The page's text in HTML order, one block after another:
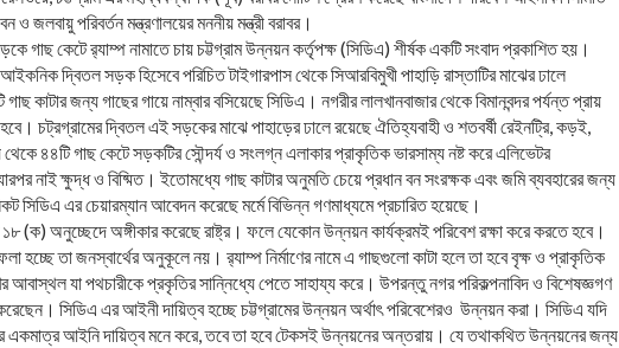
জলবায়ু পরিবর্তন মন্ত্রণালয়ের মননীয় মন্ত্রী বরাবর।
কেটে র‌্যাম্প নামাতে চায় চট্টগ্রাম উন্নয়ন কর্তৃপক্ষ (সিডিএ) শীর্ষক একটি সংবাদ প্রকাশিত হয়।
দ্বিতল সড়ক হিসেবে পরিচিত টাইগারপাস থেকে সিআরবিমুখী পাহাড়ি রাস্তাটির মাঝের ঢালে
কাটার জন্য গাছের গায়ে নাম্বার বসিয়েছে সিডিএ। নগরীর লালখানবাজার থেকে বিমানবন্দর পর্যন্ত প্রায়
হবে। চট্রগ্রামের দ্বিতল এই সড়কের মাঝে পাহাড়ের ঢালে রয়েছে ঐতিহ্যবাহী ও শতবর্ষী রেইনট্রি, কড়ই,
৪৪টি গাছ কেটে সড়কটির সৌন্দর্য ও সংলগ্ন এলাকার প্রাকৃতিক ভারসাম্য নষ্ট করে এলিভেটর
নাই ক্ষুদ্ধ ও বিষ্মিত। ইতোমধ্যে গাছ কাটার অনুমতি চেয়ে প্রধান বন সংরক্ষক এবং জমি ব্যবহারের জন্য
সিডিএ এর চেয়ারম্যান আবেদন করেছে মর্মে বিভিন্ন গণমাধ্যমে প্রচারিত হয়েছে।
১৮ (ক) অনুচ্ছেদে অঙ্গীকার করেছে রাষ্ট্র। ফলে যেকোন উন্নয়ন কার্যক্রমই পরিবেশ রক্ষা করে করতে হবে।
হচ্ছে তা জনস্বার্থের অনুকূলে নয়। র‌্যাম্প নির্মাণের নামে এ গাছগুলো কাটা হলে তা হবে বৃক্ষ ও প্রাকৃতিক
যা পথচারীকে প্রকৃতির সান্নিধ্যে পেতে সাহায্য করে। উপরন্তু নগর পরিকল্পনাবিদ ও বিশেষজ্ঞগণ
সিডিএ এর আইনী দায়িত্ব হচ্ছে চট্টগ্রামের উন্নয়ন অর্থাৎ পরিবেশেরও উন্নয়ন করা। সিডিএ যদি
একমাত্র আইনি দায়িত্ব মনে করে, তবে তা হবে টেকসই উন্নয়নের অন্তরায়। যে তথাকথিত উন্নয়নের জন্য